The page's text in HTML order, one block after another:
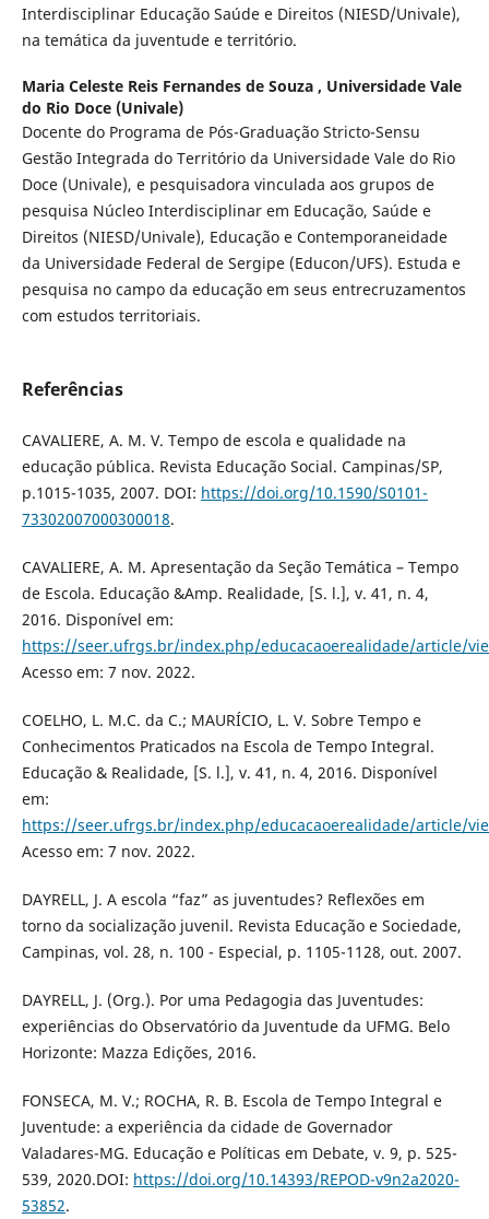
Interdisciplinar Educação Saúde e Direitos (NIESD/Univale),
na temática da juventude e território.
Maria Celeste Reis Fernandes de Souza , Universidade Vale
do Rio Doce (Univale)
Docente do Programa de Pós-Graduação Stricto-Sensu
Gestão Integrada do Território da Universidade Vale do Rio
Doce (Univale), e pesquisadora vinculada aos grupos de
pesquisa Núcleo Interdisciplinar em Educação, Saúde e
Direitos (NIESD/Univale), Educação e Contemporaneidade
da Universidade Federal de Sergipe (Educon/UFS). Estuda e
pesquisa no campo da educação em seus entrecruzamentos
com estudos territoriais.
Referências
CAVALIERE, A. M. V. Tempo de escola e qualidade na
educação pública. Revista Educação Social. Campinas/SP,
p.1015-1035, 2007. DOI: https://doi.org/10.1590/S0101-
73302007000300018.
CAVALIERE, A. M. Apresentação da Seção Temática – Tempo
de Escola. Educação &Amp. Realidade, [S. l.], v. 41, n. 4,
2016. Disponível em:
https://seer.ufrgs.br/index.php/educacaoerealidade/article/
Acesso em: 7 nov. 2022.
COELHO, L. M.C. da C.; MAURÍCIO, L. V. Sobre Tempo e
Conhecimentos Praticados na Escola de Tempo Integral.
Educação & Realidade, [S. l.], v. 41, n. 4, 2016. Disponível
em:
https://seer.ufrgs.br/index.php/educacaoerealidade/article/
Acesso em: 7 nov. 2022.
DAYRELL, J. A escola “faz” as juventudes? Reflexões em
torno da socialização juvenil. Revista Educação e Sociedade,
Campinas, vol. 28, n. 100 - Especial, p. 1105-1128, out. 2007.
DAYRELL, J. (Org.). Por uma Pedagogia das Juventudes:
experiências do Observatório da Juventude da UFMG. Belo
Horizonte: Mazza Edições, 2016.
FONSECA, M. V.; ROCHA, R. B. Escola de Tempo Integral e
Juventude: a experiência da cidade de Governador
Valadares-MG. Educação e Políticas em Debate, v. 9, p. 525-
539, 2020.DOI: https://doi.org/10.14393/REPOD-v9n2a2020-
53852.